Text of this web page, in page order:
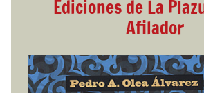
Ediciones de La
Afilador